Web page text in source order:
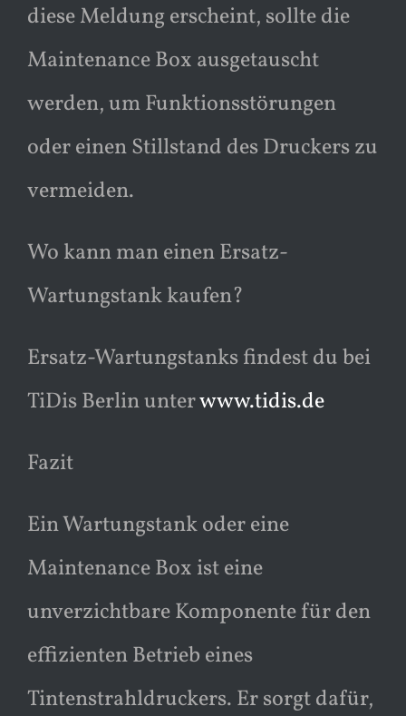
diese Meldung erscheint, sollte die
Maintenance Box ausgetauscht
werden, um Funktionsstörungen
oder einen Stillstand des Druckers zu
vermeiden.
Wo kann man einen Ersatz-
Wartungstank kaufen?
Ersatz-Wartungstanks findest du bei
TiDis Berlin unterwww.tidis.de
Fazit
Ein Wartungstank oder eine
Maintenance Box ist eine
unverzichtbare Komponente für den
effizienten Betrieb eines
Tintenstrahldruckers. Er sorgt dafür,